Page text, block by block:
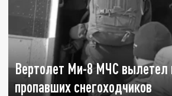
Вертолет Ми-8 МЧС вылетел
пропавших снегоходчиков